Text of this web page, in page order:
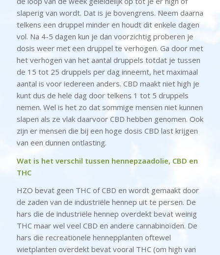
slaperig van wordt. Dat is je bovengrens. Neem daarna
telkens een druppel minder en houdt dit enkele dagen
vol. Na 4-5 dagen kun je dan voorzichtig proberen je
dosis weer met een druppel te verhogen. Ga door met
het verhogen van het aantal druppels totdat je tussen
de 15 tot 25 druppels per dag inneemt, het maximaal
aantal is voor iedereen anders. CBD maakt niet high je
kunt dus de hele dag door telkens 1 tot 5 druppels
nemen. Wel is het zo dat sommige mensen niet kunnen
slapen als ze vlak daarvoor CBD hebben genomen. Ook
zijn er mensen die bij een hoge dosis CBD last krijgen
van een dunnen ontlasting.
Wat is het verschil tussen hennepzaadolie, CBD en
THC
HZO bevat geen THC of CBD en wordt gemaakt door
de zaden van de industriële hennep uit te persen. De
hars die de industriële hennep overdekt bevat weinig
THC maar wel veel CBD en andere cannabinoïden. De
hars die recreationele hennepplanten oftewel
wietplanten overdekt bevat vooral THC (om high van